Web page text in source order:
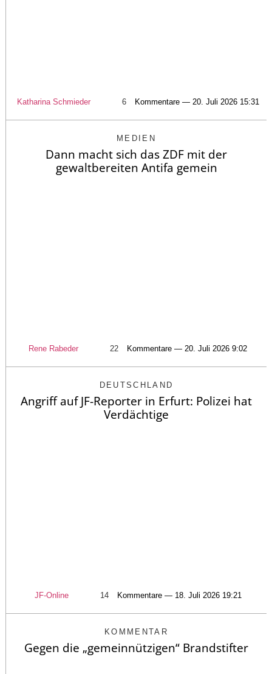
Katharina Schmieder 6 Kommentare — 20. Juli 2026 15:31
MEDIEN
Dann macht sich das ZDF mit der
gewaltbereiten Antifa gemein
Rene Rabeder 22 Kommentare — 20. Juli 2026 9:02
DEUTSCHLAND
Angriff auf JF-Reporter in Erfurt: Polizei hat
Verdächtige
JF-Online 14 Kommentare — 18. Juli 2026 19:21
KOMMENTAR
Gegen die „gemeinnützigen“ Brandstifter